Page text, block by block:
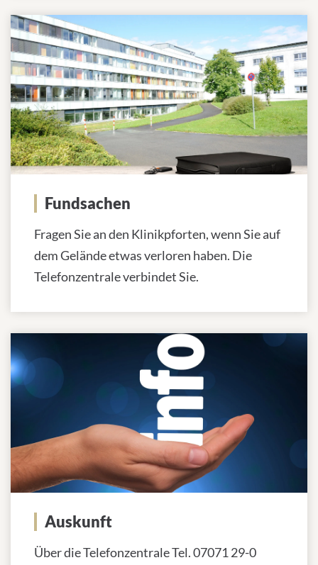
Fundsachen
Fragen Sie an den Klinikpforten, wenn Sie auf
dem Gelände etwas verloren haben. Die
Telefonzentrale verbindet Sie.
Auskunft
Über die Telefonzentrale Tel. 07071 29-0